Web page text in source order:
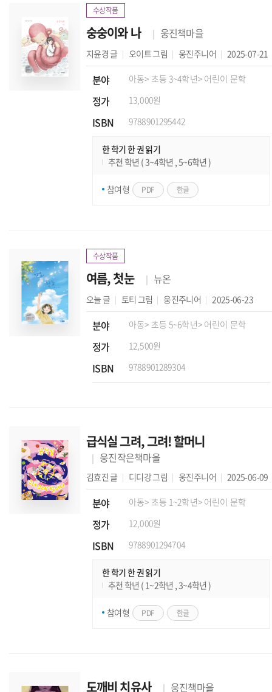
수상작품
숭숭이와 나 웅진책마을
지윤경 글 오이트그림 웅진주니어 2025-07-21
분야 아동> 초등 3~4학년> 어린이 문학
정가 13,000원
ISBN 9788901295442
한 학기 한 권 읽기
추천 학년 ( 3~4학년 , 5~6학년 )
참여형 PDF 한글
수상작품
여름, 첫눈 뉴온
오늘 글 토티 그림 웅진주니어 2025-06-23
분야 아동> 초등 5~6학년> 어린이 문학
정가 12,500원
ISBN 9788901289304
급식실 그려, 그려! 할머니
웅진작은책마을
김효진 글 디디강그림 웅진주니어 2025-06-09
분야 아동> 초등 1~2학년> 어린이 문학
정가 12,000원
ISBN 9788901294704
한 학기 한 권 읽기
추천 학년 ( 1~2학년 , 3~4학년 )
참여형 PDF 한글
도깨비 치유사 웅진책마을